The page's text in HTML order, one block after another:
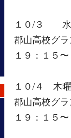
１０/３ 水
郡山高校グ
１９：１５
１０/４ 木
郡山高校グ
１９：１５